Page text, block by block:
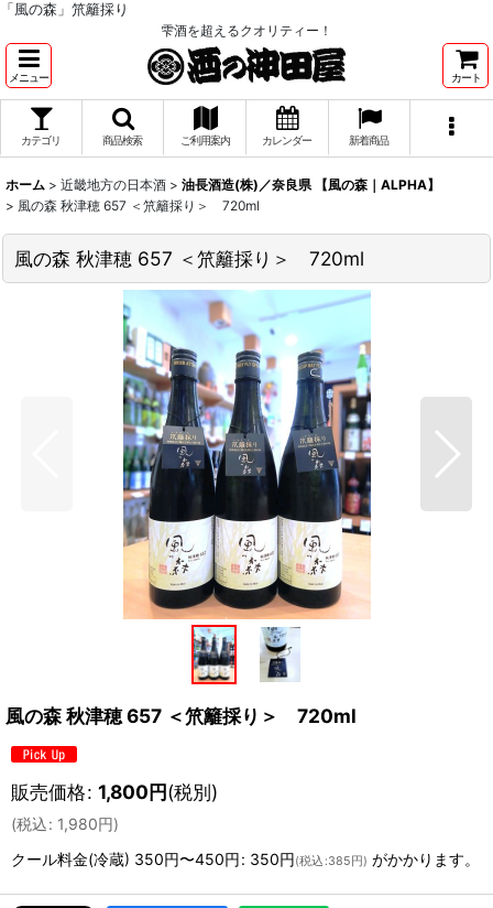
「風の森」笊籬採り
雫酒を超えるクオリティー！
メニュー カート
カテゴリ 商品検索 ご利用案内 カレンダー 新着商品
ホーム > 近畿地方の日本酒 > 油長酒造(株)／奈良県 【風の森｜ALPHA】
> 風の森 秋津穂 657 ＜笊籬採り＞ 720ml
風の森 秋津穂 657 ＜笊籬採り＞ 720ml
風の森 秋津穂 657 ＜笊籬採り＞ 720ml
販売価格: 1,800円(税別)
(税込: 1,980円)
クール料金(冷蔵) 350円〜450円: 350円(税込 :385円) がかかります。